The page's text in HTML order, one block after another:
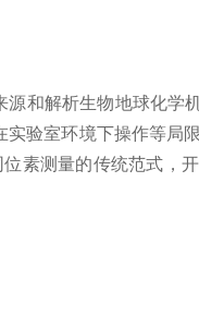
解析生物地球化学
验室环境下操作等局
素测量的传统范式，